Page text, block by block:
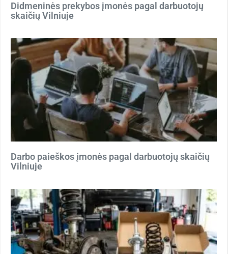
Didmeninės prekybos įmonės pagal darbuotojų
skaičių Vilniuje
Darbo paieškos įmonės pagal darbuotojų skaičių
Vilniuje